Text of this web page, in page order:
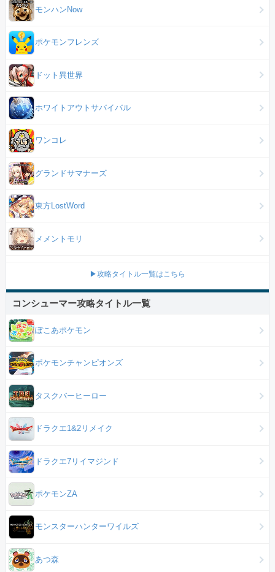
モンハンNow
ポケモンフレンズ
ドット異世界
ホワイトアウトサバイバル
ワンコレ
グランドサマナーズ
東方LostWord
メメントモリ
▶攻略タイトル一覧はこちら
コンシューマー攻略タイトル一覧
ぽこあポケモン
ポケモンチャンピオンズ
タスクバーヒーロー
ドラクエ1&2リメイク
ドラクエ7リイマジンド
ポケモンZA
モンスターハンターワイルズ
あつ森